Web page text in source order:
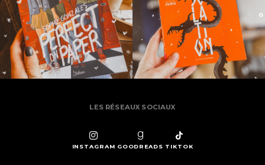
LES RÉSEAUX SOCIAUX
INSTAGRAM GOODREADS TIKTOK